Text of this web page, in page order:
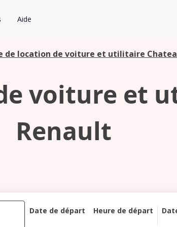
Aide
de location de voiture et utilitaire
voiture et
Renault
Date de départ Heure de départ